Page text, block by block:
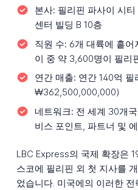
본사: 필리핀 파사이 시
센터 빌딩 B 10층
직원 수: 6개 대륙에 흩어
이 중 약 3,600명이 필리
연간 매출: 연간 140억
₩362,500,000,000)
네트워크: 전 세계 30개
비스 포인트, 파트너 및
LBC Express의 국제 확장은
스코에 필리핀 외 첫 지사를
었습니다. 미국에의 이러한